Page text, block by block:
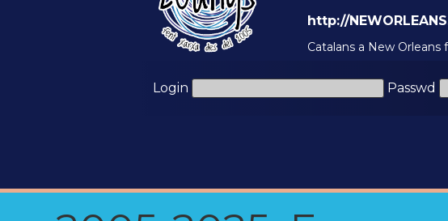
http://
Catalans a New
Login Passwd